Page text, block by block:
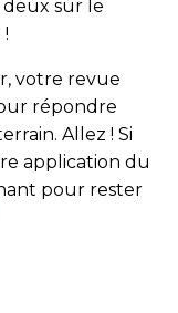
sur le
votre revue
répondre
Allez ! Si
application du
pour rester